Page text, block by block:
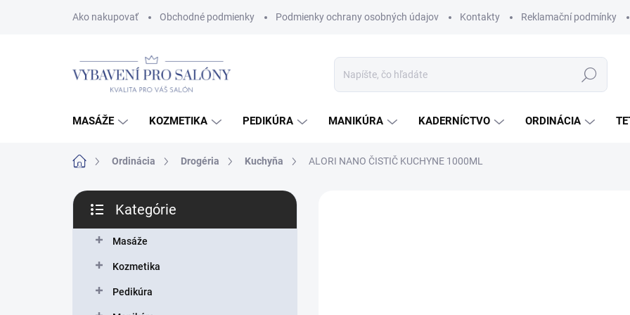
Ako nakupovať Obchodné podmienky Podmienky ochrany osobných údajov Kontakty Reklamační podmínky
Hľadať
MASÁŽE KOZMETIKA PEDIKÚRA MANIKÚRA KADERNÍCTVO ORDINÁCIA
DomovOrdinácia Drogéria Kuchyňa ALORI NANO ČISTIČ KUCHYNE 1000ML
B
č
kategórie
Kategórie
Masáže
Kozmetika
Pedikúra